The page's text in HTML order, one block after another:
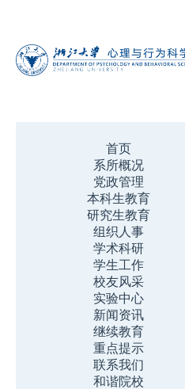
首页
系所概况
党政管理
本科生教育
研究生教育
组织人事
学术科研
学生工作
校友风采
实验中心
新闻资讯
继续教育
重点提示
联系我们
和谐院校